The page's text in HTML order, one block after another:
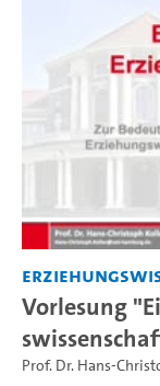
Vorlesung
Prof. Dr. Hans-